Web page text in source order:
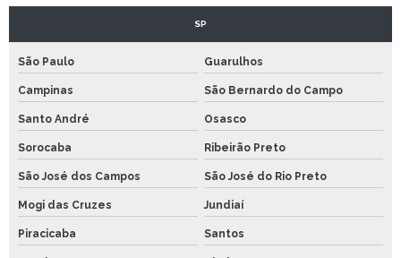
SP
São Paulo Guarulhos
Campinas São Bernardo do Campo
Santo André Osasco
Sorocaba Ribeirão Preto
São José dos Campos São José do Rio Preto
Mogi das Cruzes Jundiaí
Piracicaba Santos